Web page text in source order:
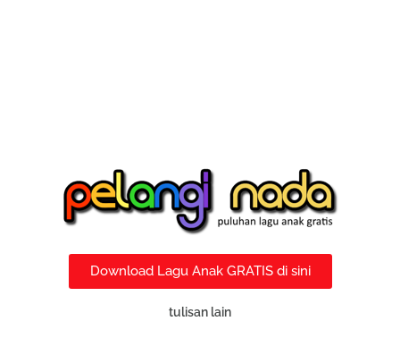
Download Lagu Anak GRATIS di sini
tulisan lain